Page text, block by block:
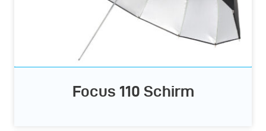
Focus 110 Schirm